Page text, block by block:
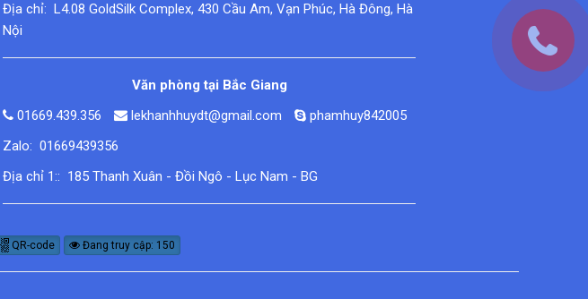
Địa chỉ: L4.08 GoldSilk Complex, 430 Cầu Am, Vạn Phúc, Hà Đông, Hà
Nội
Văn phòng tại Bắc Giang
01669.439.356
lekhanhhuydt@gmail.com
phamhuy842005
Zalo: 01669439356
Địa chỉ 1:: 185 Thanh Xuân - Đồi Ngô - Lục Nam - BG
QR-code Đang truy cập: 150